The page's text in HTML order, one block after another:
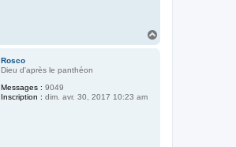
Rosco
Dieu d'après le panthéon
Messages : 9049
Inscription : dim. avr. 30, 2017 10:23 am